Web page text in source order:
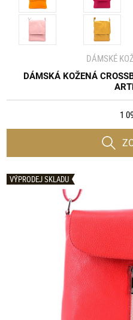
DÁMSKÉ
DÁMSKÁ KOŽENÁ
1
VÝPRODEJ SKLADU